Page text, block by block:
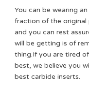
You can be wearing
fraction of the original
and you can rest
will be getting is of
thing.If you are tired
best, we believe you
best carbide inserts.